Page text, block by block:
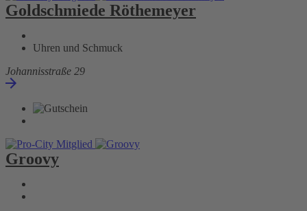
Goldschmiede Röthemeyer
Uhren und Schmuck
Johannisstraße 29
Groovy